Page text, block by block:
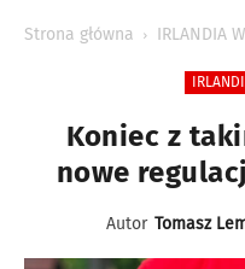
Strona główna IRLANDIA
Koniec z
nowe
Autor Tomasz